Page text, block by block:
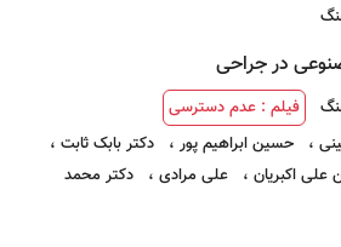
در جراحی
فیلم : عدم دسترسی
، حسین ابراهیم پور ، دکتر بابک ثابت ،
اکبریان ، علی مرادی ،
دکتر محمد